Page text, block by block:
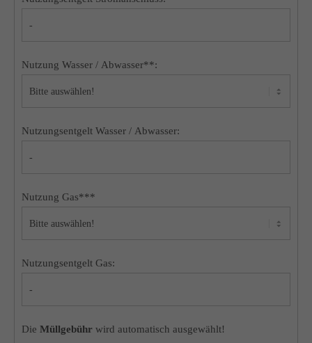
Nutzung Wasser / Abwasser**:
Nutzungsentgelt Wasser / Abwasser:
Nutzung Gas***
Nutzungsentgelt Gas:
Die Müllgebühr wird automatisch ausgewählt!